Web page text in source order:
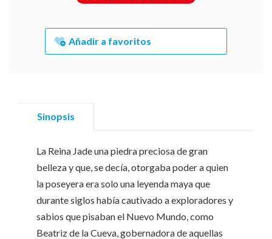
Añadir a favoritos
Sinopsis
La Reina Jade ­una piedra preciosa de gran
belleza y que, se decía, otorgaba poder a quien
la poseyera­ era solo una leyenda maya que
durante siglos había cautivado a exploradores y
sabios que pisaban el Nuevo Mundo, como
Beatriz de la Cueva, gobernadora de aquellas